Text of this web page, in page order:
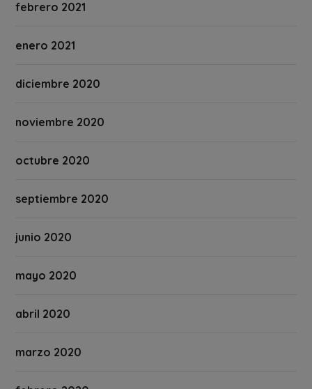
febrero 2021
enero 2021
diciembre 2020
noviembre 2020
octubre 2020
septiembre 2020
junio 2020
mayo 2020
abril 2020
marzo 2020